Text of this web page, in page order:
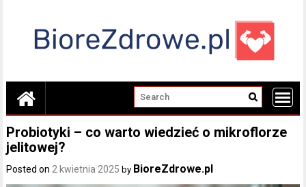
Probiotyki – co warto wiedzieć o mikroflorze
jelitowej?
Posted on 2 kwietnia 2025 by BioreZdrowe.pl